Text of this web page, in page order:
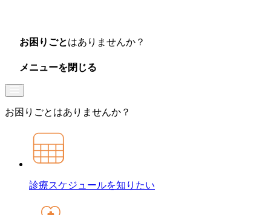
お困りごとはありませんか？
メニューを閉じる
お困りごとはありませんか？
診療スケジュールを知りたい